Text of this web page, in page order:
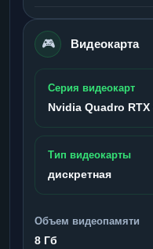
🎮 Видеокарта
Серия видеокарт
Nvidia Quadro RTX
Тип видеокарты
дискретная
Объем видеопамяти
8 Гб